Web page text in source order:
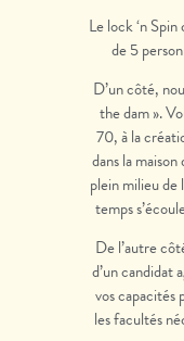
Le lock ‘n
de 5
D’un côté,
the dam ».
70, à la
dans la
plein milieu de
temps
De l’autre
d’un candidat
vos capacités
les facultés